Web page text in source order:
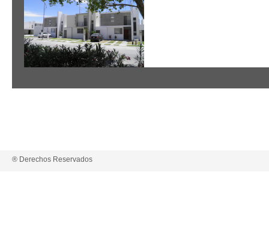
® Derechos Reservados